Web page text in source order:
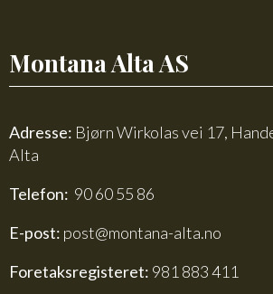
Montana Alta AS
Adresse: Bjørn Wirkolas vei 17,
Alta
Telefon: 90 60 55 86
E-post: post@montana-alta.no
Foretaksregisteret: 981 883 411